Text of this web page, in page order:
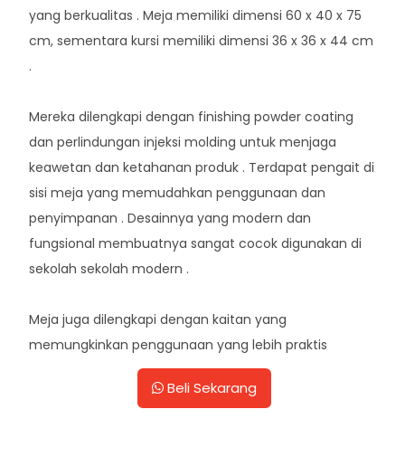
yang berkualitas . Meja memiliki dimensi 60 x 40 x 75
cm, sementara kursi memiliki dimensi 36 x 36 x 44 cm
.
Mereka dilengkapi dengan finishing powder coating
dan perlindungan injeksi molding untuk menjaga
keawetan dan ketahanan produk . Terdapat pengait di
sisi meja yang memudahkan penggunaan dan
penyimpanan . Desainnya yang modern dan
fungsional membuatnya sangat cocok digunakan di
sekolah sekolah modern .
Meja juga dilengkapi dengan kaitan yang
memungkinkan penggunaan yang lebih praktis
Beli Sekarang